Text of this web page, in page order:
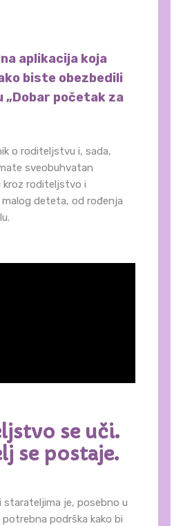
aplikacija koja
biste obezbedili
početak za
o roditeljstvu i, sada,
sveobuhvatan
roditeljstvo i
deteta, od rođenja
se uči.
se postaje.
starateljima je, posebno u
podrška kako bi